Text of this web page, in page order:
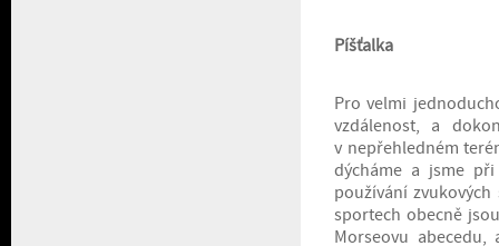
Píšťalka
Pro velmi
vzdálenost, a
v nepřehledném
dýcháme a jsme
používání
sportech obecně
Morseovu